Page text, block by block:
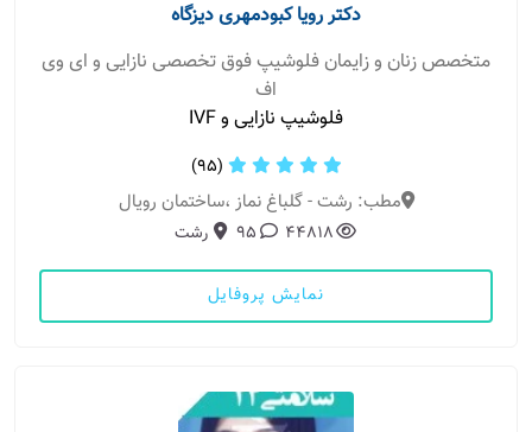
دکتر رویا کبودمهری دیزگاه
متخصص زنان و زایمان فلوشیپ فوق تخصصی نازایی و ای وی
اف
فلوشیپ نازایی و IVF
(95)
مطب: رشت - گلباغ نماز ،ساختمان رویال
44818
95 رشت
نمایش پروفایل